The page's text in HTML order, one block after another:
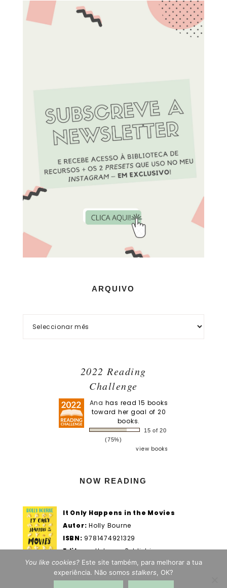
ARQUIVO
2022 Reading
Challenge
Ana has read 15 books
toward her goal of 20
books.
15 of 20
(75%)
view books
NOW READING
It Only Happens in the Movies
Autor: Holly Bourne
ISBN: 9781474921329
Editora:Usborne Publishing
Actualmente em:28/100%
You like cookies? Este site também, para melhorar a tua
experiência. Não somos stalkers , OK?